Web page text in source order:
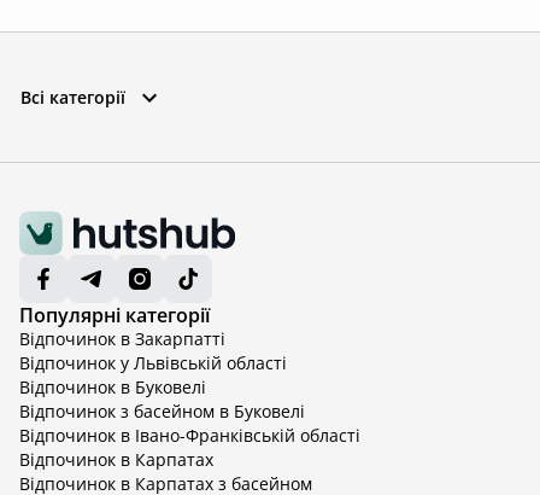
Всі категорії
Популярні категорії
Відпочинок в Закарпатті
Відпочинок у Львівській області
Відпочинок в Буковелі
Відпочинок з басейном в Буковелі
Відпочинок в Івано-Франківській області
Відпочинок в Карпатах
Відпочинок в Карпатах з басейном